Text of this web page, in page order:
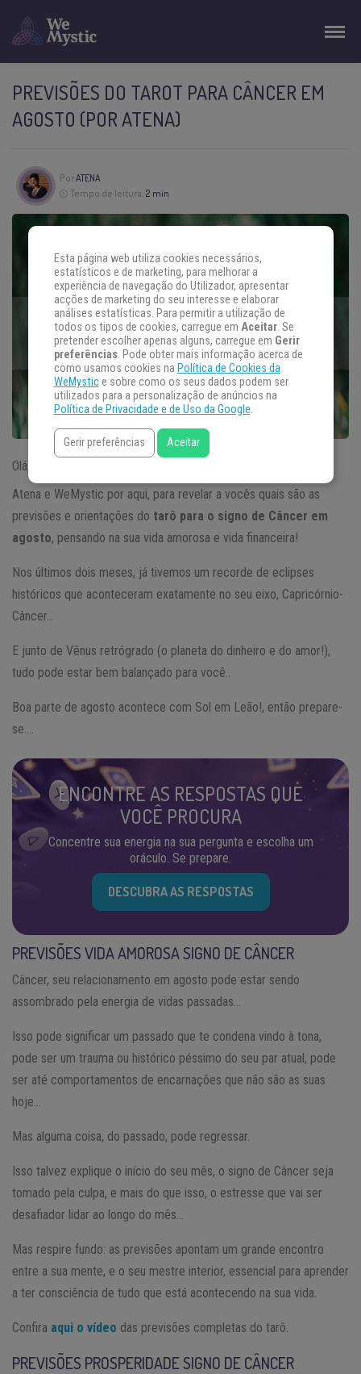
PREVISÕES DO TAROT PARA CÂNCER EM
AGOSTO (POR ATENA)
PorATENA
Tempo de leitura: 2 min
Olá, meus amores!
Atena e WeMystic por aqui, para revelar a vocês quais são as
previsões e orientações do tarô para o signo de Câncer em
agosto, pensando na sua vida amorosa e vida financeira!
Nos últimos dois meses, já tivemos um recorde de eclipses
históricos que aconteceram exatamente no seu eixo, Capricórnio-
Câncer…
E junto de Vênus retrógrado (o planeta do dinheiro e do amor!),
tudo pode estar bem balançado para você..
Boa parte de agosto acontece com Sol em Leão!, então prepare-
se….
ENCONTRE AS RESPOSTAS QUE
VOCÊ PROCURA
Concentre sua energia na sua pergunta e escolha um
oráculo. Se prepare.
DESCUBRA AS RESPOSTAS
PREVISÕES VIDA AMOROSA SIGNO DE CÂNCER
Câncer, seu relacionamento em agosto pode estar sendo
assombrado pela energia de vidas passadas…
Isso pode significar um passado que te condena vindo à tona,
pode ser um trauma ou histórico péssimo do seu par atual, pode
ser até comportamentos de encarnações que não são as suas
hoje…
Mas alguma coisa, do passado, pode regressar.
Isso talvez explique o início do seu mês, o signo de Câncer seja
tomado pela culpa, e mais do que isso, o estresse que vai ser
desafiador lidar ao longo do mês…
Mas respire fundo: as previsões apontam um grande encontro
entre a sua mente, e o seu mestre interior, essencial para aprender
a ter consciência de tudo que está acontecendo na sua vida.
Confira aqui o vídeo das previsões completas do tarô.
PREVISÕES PROSPERIDADE SIGNO DE CÂNCER
Esta página web utiliza cookies necessários,
estatísticos e de marketing, para melhorar a
experiência de navegação do Utilizador, apresentar
acções de marketing do seu interesse e elaborar
análises estatísticas. Para permitir a utilização de
todos os tipos de cookies, carregue em Aceitar. Se
pretender escolher apenas alguns, carregue em Gerir
preferências. Pode obter mais informação acerca de
como usamos cookies na Política de Cookies da
WeMystice sobre como os seus dados podem ser
utilizados para a personalização de anúncios na
Política de Privacidade e de Uso da Google.
Gerir preferências Aceitar